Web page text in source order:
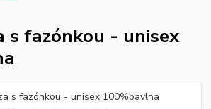
s fazónkou - unisex